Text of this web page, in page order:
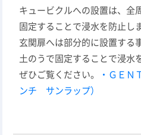
キュービクルへの設置は、全
固定することで浸水を防止し
玄関扉へは部分的に設置する
土のうで固定することで浸水
ぜひご覧ください。
・ＧＥ
ンチ サンラップ）